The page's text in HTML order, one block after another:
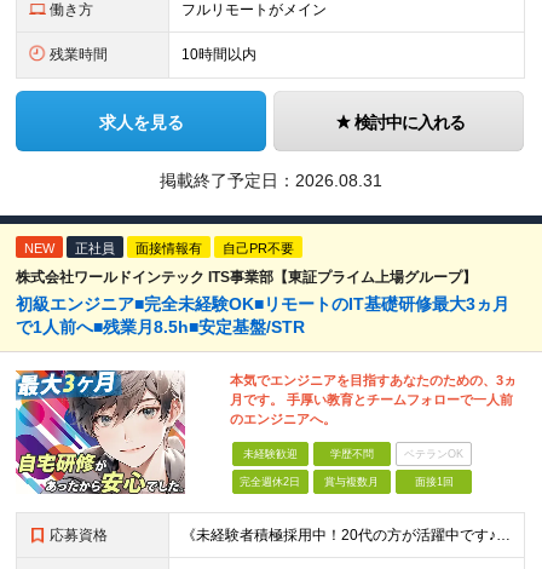
働き方 フルリモートがメイン
残業時間 10時間以内
求人を見る 検討中に入れる
掲載終了予定日： 2026.08.31
NEW 正社員 面接情報有 自己PR不要
株式会社ワールドインテック ITS事業部【東証プライム上場グループ】
初級エンジニア■完全未経験OK■リモートのIT基礎研修最大3ヵ月
で1人前へ■残業月8.5h■安定基盤/STR
本気でエンジニアを目指すあなたのための、3ヵ
月です。 手厚い教育とチームフォローで一人前
のエンジニアへ。
未経験歓迎 学歴不問 ベテランOK
完全週休2日 賞与複数月 面接1回
応募資格 《未経験者積極採用中！20代の方が活躍中です♪》 ◎約4割が実務未経験入社！ ■学歴・職歴は一切問いません！ ■第二新卒の方もお気軽にご相談ください♪ ■入社してから数年は、転勤の可能性があります